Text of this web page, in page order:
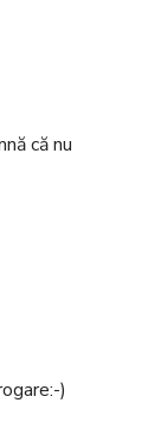
că nu
)